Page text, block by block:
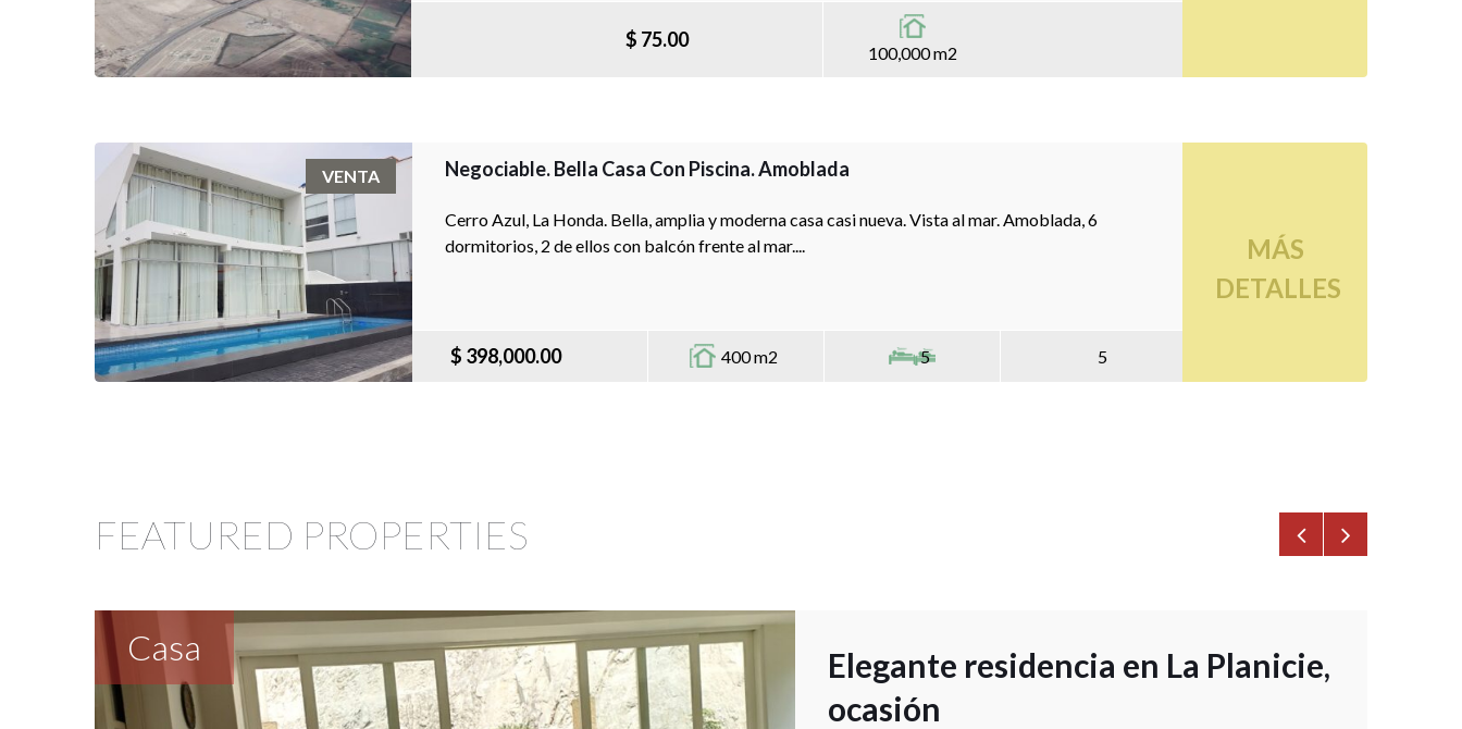
$ 75.00
100,000 m2
VENTA Negociable. Bella Casa Con Piscina. Amoblada
Cerro Azul, La Honda. Bella, amplia y moderna casa casi nueva. Vista al mar. Amoblada, 6
dormitorios, 2 de ellos con balcón frente al mar....
$ 398,000.00 400 m2 5 5
MÁS
DETALLES
FEATURED PROPERTIES
Casa
Elegante residencia en La Planicie,
ocasión